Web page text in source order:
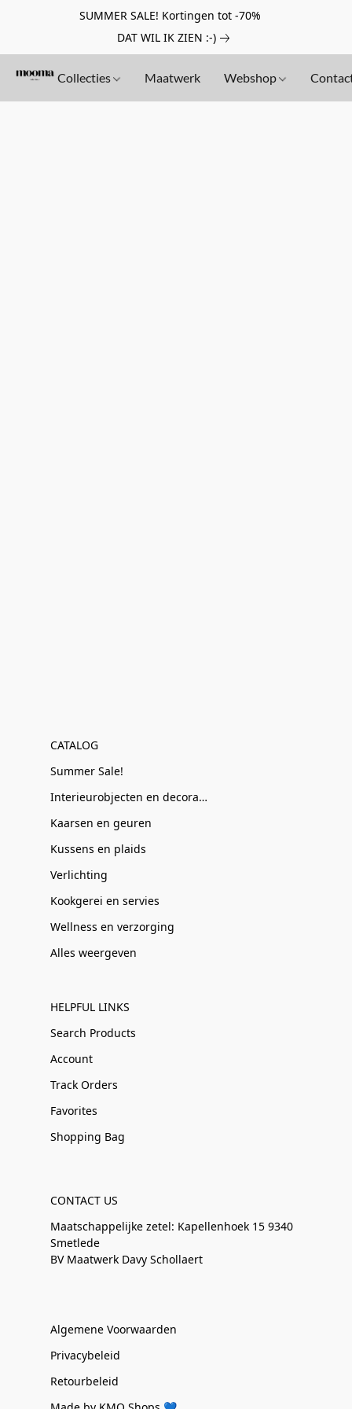
SUMMER SALE! Kortingen tot -70%
DAT WIL IK ZIEN :-)
Collecties Maatwerk Webshop
CATALOG
Summer Sale!
Interieurobjecten en decoratie
Kaarsen en geuren
Kussens en plaids
Verlichting
Kookgerei en servies
Wellness en verzorging
Alles weergeven
HELPFUL LINKS
Search Products
Account
Track Orders
Favorites
Shopping Bag
CONTACT US
Maatschappelijke zetel: Kapellenhoek 15 9340
Smetlede
BV Maatwerk Davy Schollaert
Algemene Voorwaarden
Privacybeleid
Retourbeleid